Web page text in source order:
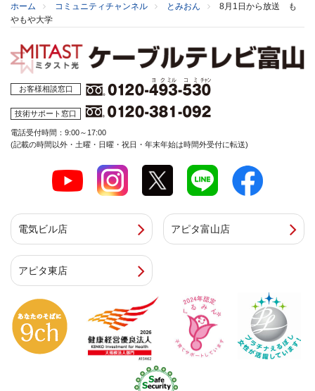
ホーム コミュニティチャンネル とみおん
8月1日から放送 も
やもや大学
お客様相談窓口
技術サポート窓口
電話受付時間：9:00～17:00
(記載の時間以外・土曜・日曜・祝日・年末年始は時間外受付に転送)
電気ビル店 アピタ富山店
アピタ東店